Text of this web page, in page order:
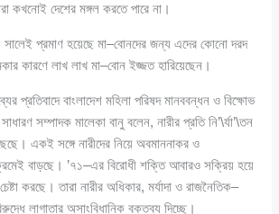
কখনোই দেশের মঙ্গল করতে পারে না।
প্রমাণ হয়েছে মা–বোনদের জন্য এদের কোনো দরদ
কারণে লাখ লাখ মা–বোন ইজ্জত হারিয়েছেন।
প্রতিবাদে বাংলাদেশ মহিলা পরিষদ মানববন্ধন ও বিক্ষোভ
সম্পাদক মালেকা বানু বলেন, নারীর প্রতি নি’\র্যা’\তন
একই সঙ্গে নারীদের নিয়ে অবমাননাকর ও
বাড়ছে। ’৭১–এর বিরোধী শক্তি আবারও সক্রিয় হয়ে
করছে। তারা নারীর অধিকার, মর্যাদা ও রাজনৈতিক–
লাগাতার অসাংবিধানিক বক্তব্য দিচ্ছে।